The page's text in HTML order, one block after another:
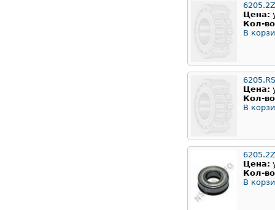
Цена:
Кол-
В
6205.RS
Цена:
Кол-
В
Цена:
Кол-
В